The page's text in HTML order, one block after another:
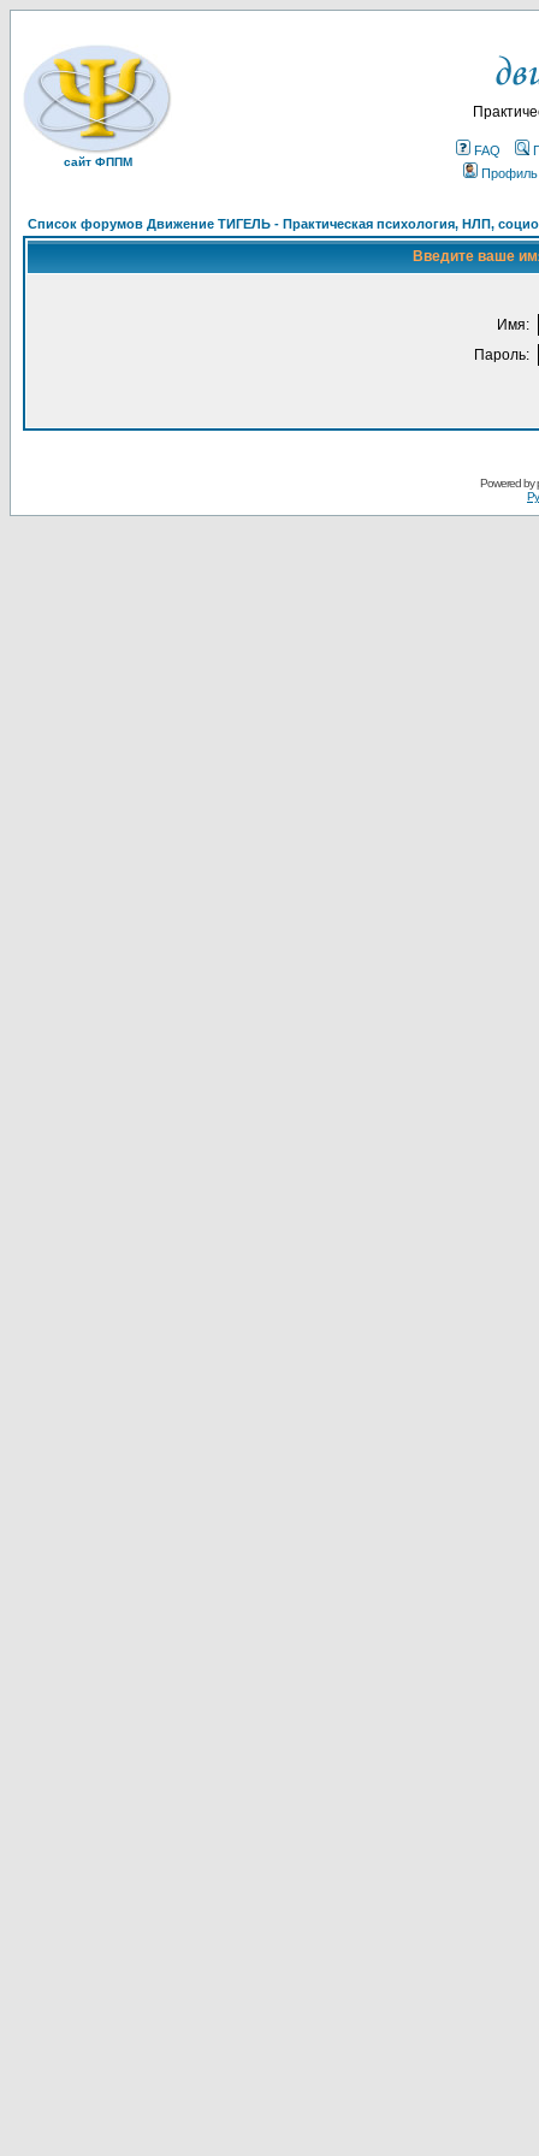
сайт ФППМ
FAQ
Профиль
Список форумов Движение ТИГЕЛЬ - Практическая психология, НЛП,
Введите ваше
Имя:
Пароль:
Powered by